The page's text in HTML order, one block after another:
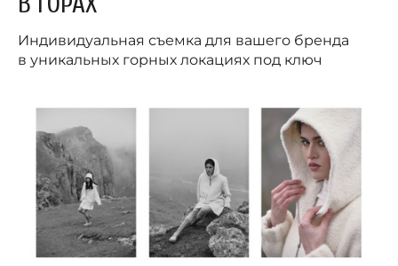
Индивидуальная съемка для вашего бренда
в уникальных горных локациях под ключ